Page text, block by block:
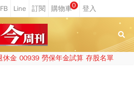
0
休金 00939 勞保年金試算 存股名單